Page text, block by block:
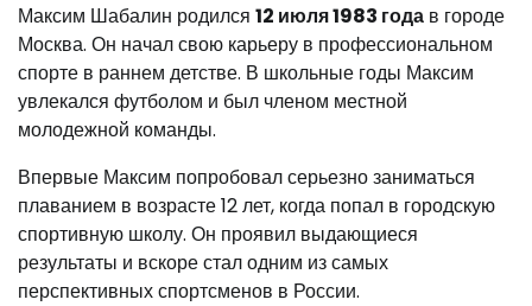
Максим Шабалин родился 12 июля 1983 года в городе
Москва. Он начал свою карьеру в профессиональном
спорте в раннем детстве. В школьные годы Максим
увлекался футболом и был членом местной
молодежной команды.
Впервые Максим попробовал серьезно заниматься
плаванием в возрасте 12 лет, когда попал в городскую
спортивную школу. Он проявил выдающиеся
результаты и вскоре стал одним из самых
перспективных спортсменов в России.